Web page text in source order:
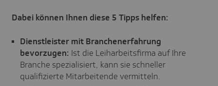
Dabei können Ihnen diese 5 Tipps helfen:
Dienstleister mit Branchenerfahrung
bevorzugen: Ist die Leiharbeitsfirma auf Ihre
Branche spezialisiert, kann sie schneller
qualifizierte Mitarbeitende vermitteln.